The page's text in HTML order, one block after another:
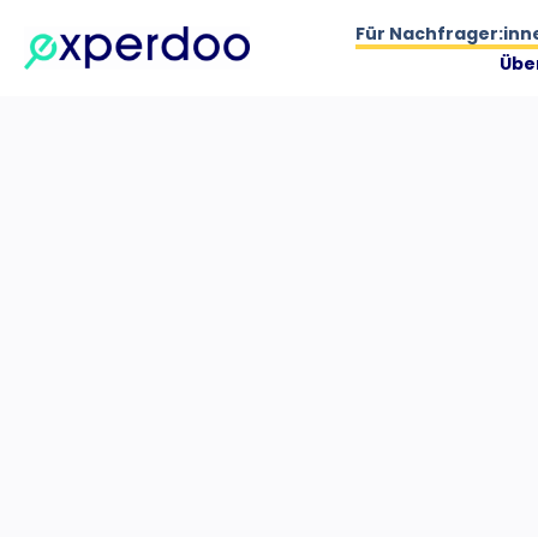
Inhalt
springen
Für